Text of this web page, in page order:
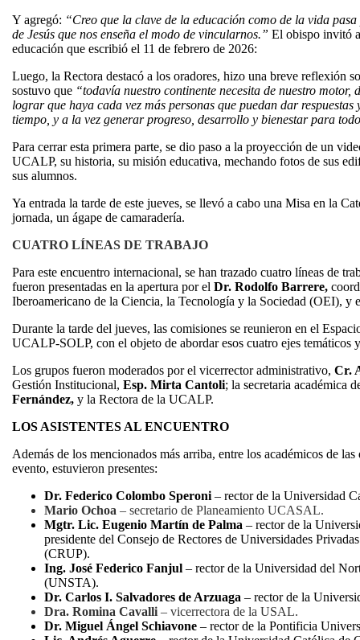
Y agregó: “Creo que la clave de la educación como de la vida
de Jesús que nos enseña el modo de vincularnos.” El obispo invitó
educación que escribió el 11 de febrero de 2026:
Luego, la Rectora destacó a los oradores, hizo una breve reflexión
sostuvo que “todavía nuestro continente necesita de nuestro motor,
lograr que haya cada vez más personas que puedan dar
tiempo, y a la vez generar progreso, desarrollo y bienestar para
Para cerrar esta primera parte, se dio paso a la proyección de un
UCALP, su historia, su misión educativa, mechando fotos de sus
sus alumnos.
Ya entrada la tarde de este jueves, se llevó a cabo una Misa en la
jornada, un ágape de camaradería.
CUATRO LÍNEAS DE TRABAJO
Para este encuentro internacional, se han trazado cuatro líneas de
fueron presentadas en la apertura por el Dr. Rodolfo Barrere,
Iberoamericano de la Ciencia, la Tecnología y la Sociedad (OEI), y
Durante la tarde del jueves, las comisiones se reunieron en el
UCALP-SOLP, con el objeto de abordar esos cuatro ejes temáticos
Los grupos fueron moderados por el vicerrector administrativo, Cr.
Gestión Institucional, Esp. Mirta Cantoli; la secretaria académica
Fernández, y la Rectora de la UCALP.
LOS ASISTENTES AL ENCUENTRO
Además de los mencionados más arriba, entre los académicos de
evento, estuvieron presentes:
Dr. Federico Colombo Speroni – rector de la Universidad
Mario Ochoa – secretario de Planeamiento UCASAL.
Mgtr. Lic. Eugenio Martín de Palma – rector de la
presidente del Consejo de Rectores de Universidades
(CRUP).
Ing. José Federico Fanjul – rector de la Universidad del
(UNSTA).
Dr. Carlos I. Salvadores de Arzuaga – rector de la
Dra. Romina Cavalli – vicerrectora de la USAL.
Dr. Miguel Ángel Schiavone – rector de la Pontificia